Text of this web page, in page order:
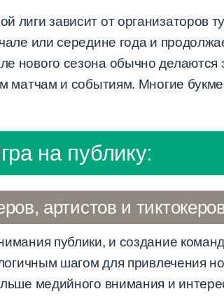
лиги зависит от организаторов
или середине года и
нового сезона обычно делаются
матчам и событиям. Многие
на публику:
артистов и
публики, и создание
шагом для привлечения
медийного внимания и